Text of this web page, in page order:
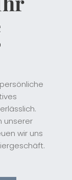
unserer
wir uns